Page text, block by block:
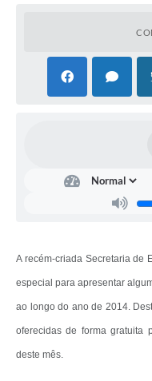
A recém-criada Secretaria de
especial para apresentar
ao longo do ano de 2014.
oferecidas de forma gratuita
deste mês.